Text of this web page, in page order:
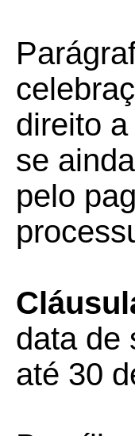
direito
se
pelo
data de
até 30